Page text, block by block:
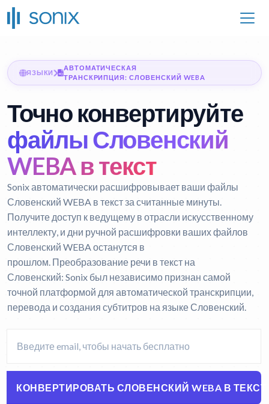
ЯЗЫКИ
АВТОМАТИЧЕСКАЯ
ТРАНСКРИПЦИЯ: СЛОВЕНСКИЙ WEBA
Точно конвертируйте
файлы Словенский
WEBA в текст
Sonix автоматически расшифровывает ваши файлы
Словенский WEBA в текст за считанные минуты.
Получите доступ к ведущему в отрасли искусственному
интеллекту, и дни ручной расшифровки ваших файлов
Словенский WEBA останутся в
прошлом. Преобразование речи в текст на
Словенский: Sonix был независимо признан самой
точной платформой для автоматической транскрипции,
перевода и создания субтитров на языке Словенский.
КОНВЕРТИРОВАТЬ СЛОВЕНСКИЙ WEBA В ТЕКСТ